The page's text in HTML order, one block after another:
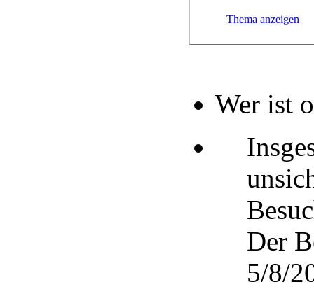
Thema anzeigen
Wer ist
Der
5/8/